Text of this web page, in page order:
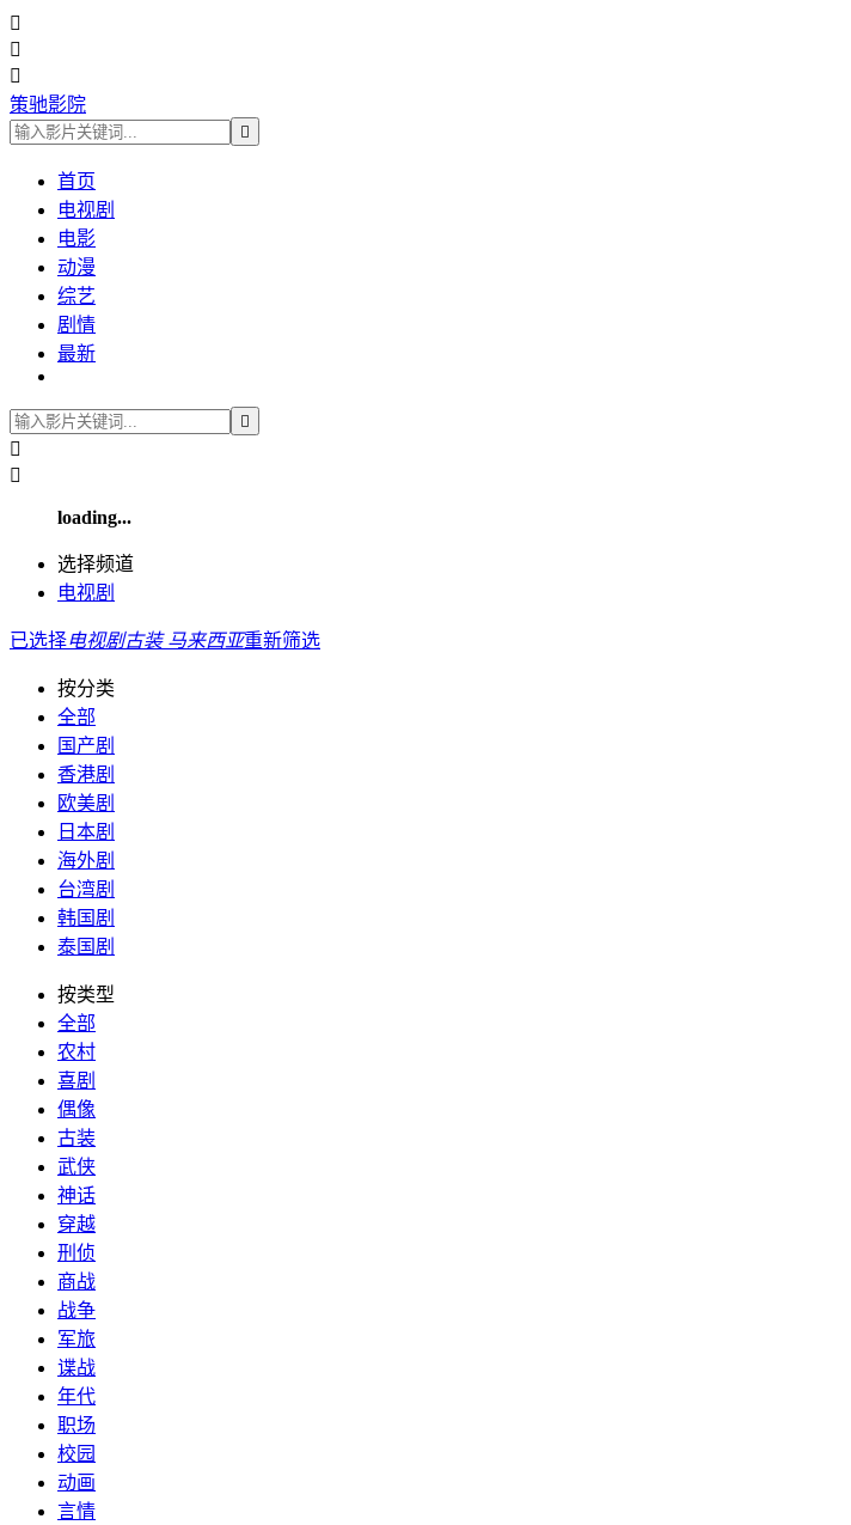



策驰影院

首页
电视剧
电影
动漫
综艺
剧情
最新



loading...
选择频道
电视剧
已选择电视剧古装马来西亚重新筛选
按分类
全部
国产剧
香港剧
欧美剧
日本剧
海外剧
台湾剧
韩国剧
泰国剧
按类型
全部
农村
喜剧
偶像
古装
武侠
神话
穿越
刑侦
商战
战争
军旅
谍战
年代
职场
校园
动画
言情